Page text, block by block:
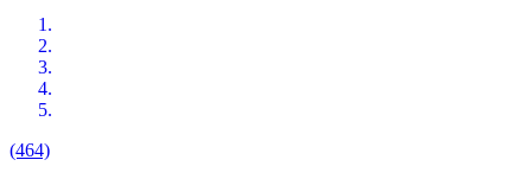
(464)